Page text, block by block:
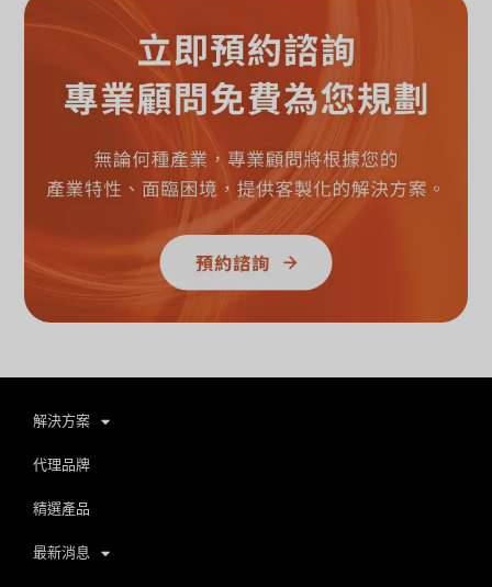
解決方案
代理品牌
精選產品
最新消息